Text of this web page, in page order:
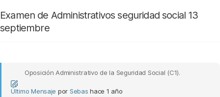
Examen de Administrativos seguridad social 13
septiembre
Oposición Administrativo de la Seguridad Social (C1).
Último Mensaje por Sebas hace 1 año